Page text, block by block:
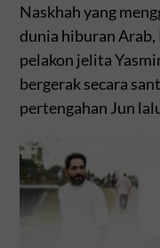
Naskhah yang
dunia hiburan Arab,
pelakon jelita
bergerak secara
pertengahan Jun